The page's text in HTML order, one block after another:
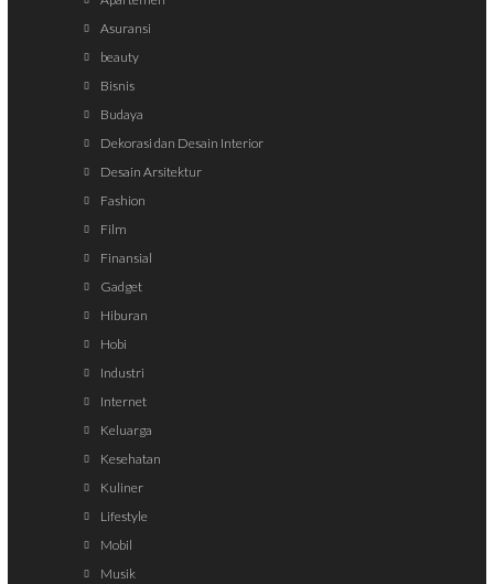
Asuransi
beauty
Bisnis
Budaya
Dekorasi dan Desain Interior
Desain Arsitektur
Fashion
Film
Finansial
Gadget
Hiburan
Hobi
Industri
Internet
Keluarga
Kesehatan
Kuliner
Lifestyle
Mobil
Musik